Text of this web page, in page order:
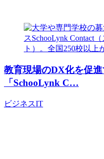
教育現場のDX化を促
「SchooLynk C…
ビジネスIT